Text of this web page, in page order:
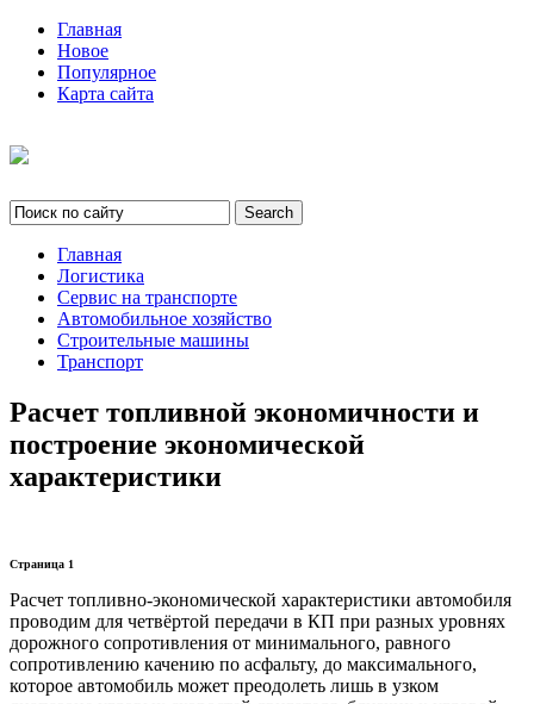
Главная
Новое
Популярное
Карта сайта
Главная
Логистика
Сервис на транспорте
Автомобильное хозяйство
Строительные машины
Транспорт
Расчет топливной экономичности и
построение экономической
характеристики
Страница 1
Расчет топливно-экономической характеристики автомобиля
проводим для четвёртой передачи в КП при разных уровнях
дорожного сопротивления от минимального, равного
сопротивлению качению по асфальту, до максимального,
которое автомобиль может преодолеть лишь в узком